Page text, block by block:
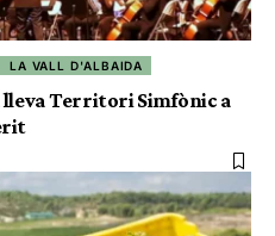
LA VALL D'ALBAIDA
lleva Territori Simfònic a